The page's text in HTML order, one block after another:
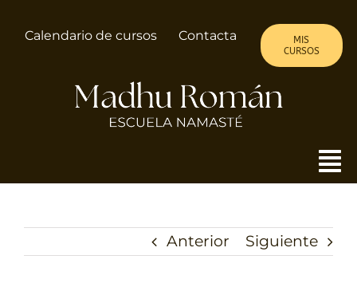
Calendario de cursos Contacta
MIS
CURSOS
ALMA DE MUJER
Anterior Siguiente